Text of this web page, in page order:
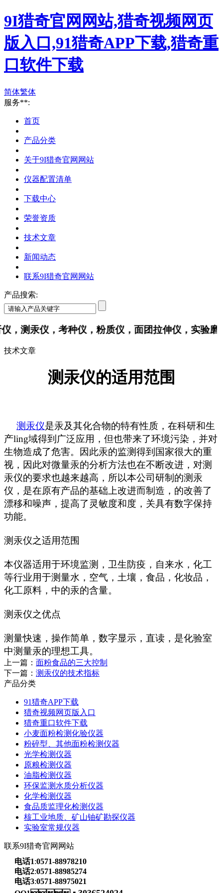
9I猎奇官网网站,猎奇视频网页
版入口,91猎奇APP下载,猎奇重
口软件下载
简体繁体
服务**:
首页
产品分类
关于9I猎奇官网网站
仪器配置清单
下载中心
荣誉资质
技术文章
新闻动态
联系9I猎奇官网网站
产品搜索:
，测汞仪，考种仪，粉质仪，面团拉伸仪，实验
技术文章
测汞仪的适用范围
测汞仪是汞及其化合物的特有性质，在科研和生
产ling域得到广泛应用，但也带来了环境污染，并对
生物造成了危害。因此汞的监测得到国家很大的重
视，因此对微量汞的分析方法也在不断改进，对测
汞仪的要求也越来越高，所以本公司研制的测汞
仪，是在原有产品的基础上改进而制造，的改善了
漂移和噪声，提高了灵敏度和度，关具有数字保持
功能。
测汞仪之适用范围
本仪器适用于环境监测，卫生防疫，自来水，化工
等行业用于测量水，空气，土壤，食品，化妆品，
化工原料，中的汞的含量。
测汞仪之优点
测量快速，操作简单，数字显示，直读，是化验室
中测量汞的理想工具。
上一篇： 面粉食品的三大控制
下一篇： 测汞仪的技术指标
产品分类
91猎奇APP下载
猎奇视频网页版入口
猎奇重口软件下载
小麦面粉检测化验仪器
粉碎型、其他面粉检测仪器
光学检测仪器
原粮检测仪器
油脂检测仪器
环保监测水质分析仪器
化学检测仪器
食品质监理化检测仪器
核工业地质、矿山铀矿勘探仪器
实验室常规仪器
联系9I猎奇官网网站
电话1:0571-88978210
电话2:0571-88985274
电话3:0571-88975021